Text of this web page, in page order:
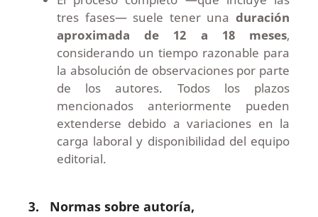
tres fases— suele tener una duración
aproximada de 12 a 18 meses,
considerando un tiempo razonable para
la absolución de observaciones por parte
de los autores. Todos los plazos
mencionados anteriormente pueden
extenderse debido a variaciones en la
carga laboral y disponibilidad del equipo
editorial.
3. Normas sobre autoría,